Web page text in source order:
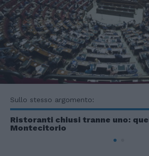
Sullo stesso argomento:
Ristoranti chiusi tranne uno:
Montecitorio